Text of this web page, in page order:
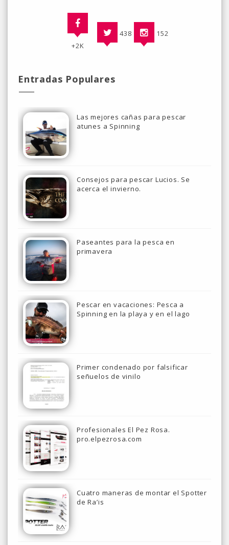
+2K
438 152
Entradas Populares
Las mejores cañas para pescar
atunes a Spinning
Consejos para pescar Lucios. Se
acerca el invierno.
Paseantes para la pesca en
primavera
Pescar en vacaciones: Pesca a
Spinning en la playa y en el lago
Primer condenado por falsificar
señuelos de vinilo
Profesionales El Pez Rosa.
pro.elpezrosa.com
Cuatro maneras de montar el Spotter
de Ra’is